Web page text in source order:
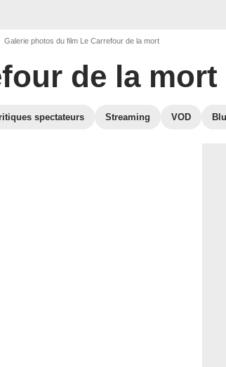
Galerie photos du film Le Carrefour de la mort
de la mort
spectateurs Streaming VOD